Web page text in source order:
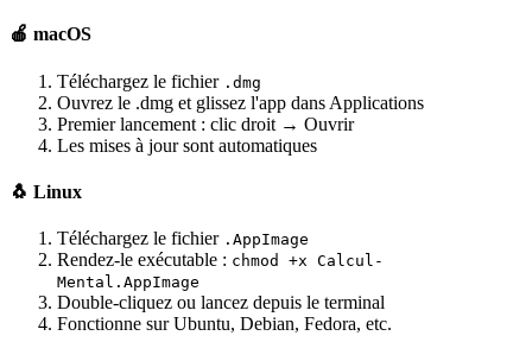
🍎 macOS
Téléchargez le fichier .dmg
Ouvrez le .dmg et glissez l'app dans Applications
Premier lancement : clic droit → Ouvrir
Les mises à jour sont automatiques
🐧 Linux
Téléchargez le fichier .AppImage
Rendez-le exécutable : chmod +x Calcul-
Mental.AppImage
Double-cliquez ou lancez depuis le terminal
Fonctionne sur Ubuntu, Debian, Fedora, etc.